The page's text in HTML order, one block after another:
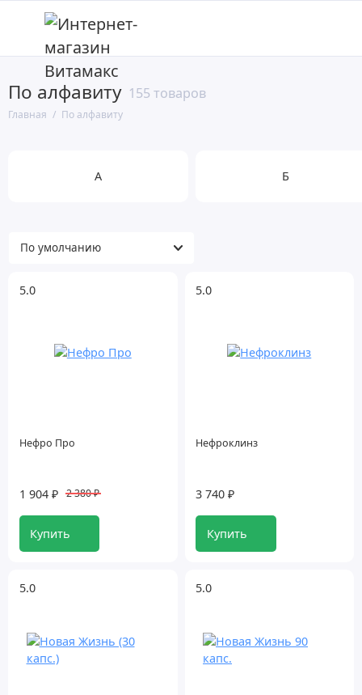
По алфавиту 155 товаров
Главная По алфавиту
А
И
М
А Б
5.0
Нефро Про
1 904 ₽ 2 380 ₽
Купить
5.0
Нефроклинз
3 740 ₽
Купить
5.0 5.0